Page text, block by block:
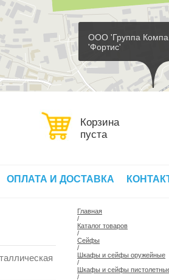
ООО 'Группа
'Фортис'
Корзина
пуста
ОПЛАТА И ДОСТАВКА
Главная
/
Каталог товаров
/
Сейфы
/
Шкафы и сейфы оружейные
/
Шкафы и сейфы
/